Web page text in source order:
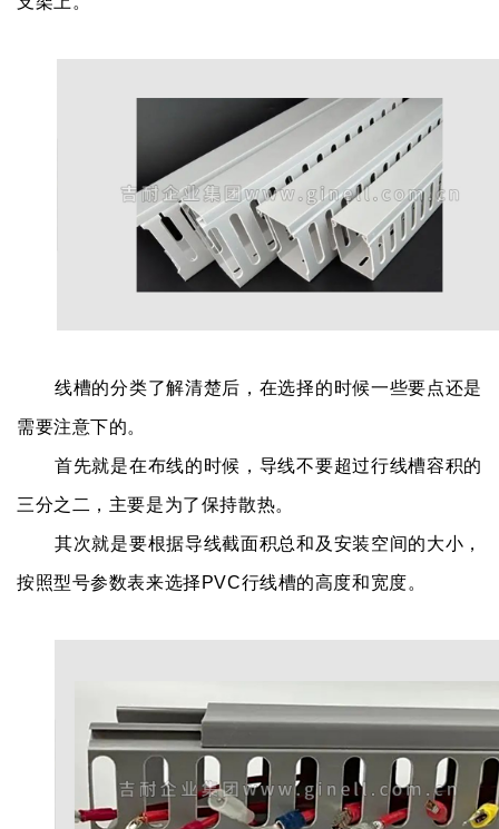
线槽的分类了解清楚后，在选择的时候一些要点还是
需要注意下的。
首先就是在布线的时候，导线不要超过行线槽容积的
三分之二，主要是为了保持散热。
其次就是要根据导线截面积总和及安装空间的大小，
按照型号参数表来选择PVC行线槽的高度和宽度。